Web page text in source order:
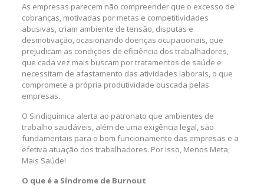
As empresas parecem não compreender que o excesso de
cobranças, motivadas por metas e competitividades
abusivas, criam ambiente de tensão, disputas e
desmotivação, ocasionando doenças ocupacionais, que
prejudicam as condições de eficiência dos trabalhadores,
que cada vez mais buscam por tratamentos de saúde e
necessitam de afastamento das atividades laborais, o que
compromete a própria produtividade buscada pelas
empresas.
O Sindiquímica alerta ao patronato que ambientes de
trabalho saudáveis, além de uma exigência legal, são
fundamentais para o bom funcionamento das empresas e a
efetiva atuação dos trabalhadores. Por isso, Menos Meta,
Mais Saúde!
O que é a Síndrome de Burnout